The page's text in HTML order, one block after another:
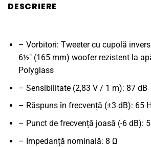
DESCRIERE
– Vorbitori: Tweeter cu cupolă
6½" (165 mm) woofer rezistent la
Polyglass
– Sensibilitate (2,83 V / 1 m): 87 dB
– Răspuns în frecvență (±3 dB): 65
– Punct de frecvență joasă (-6 dB):
– Impedanță nominală: 8 Ω